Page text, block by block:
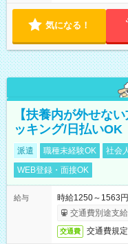
気になる！
【扶養内が外せな
ッキング/日払いOK
派遣 職種未経験OK 社会
WEB登録・面接OK
給与
時給1250～1563円
交通費別途支
交通費 交通費規